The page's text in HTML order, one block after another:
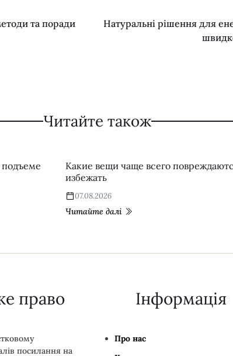
та поради
Натуральні рішення для
Читайте також
подъеме
Какие вещи чаще всего
избежать
07.08.2026
Читайте далі
право
посилання на
Інформація
Про нас